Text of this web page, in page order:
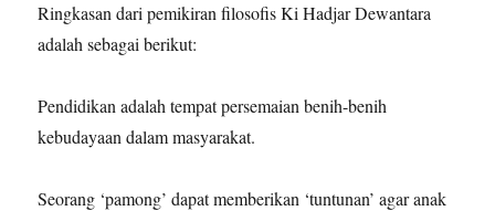
Ringkasan dari pemikiran filosofis Ki Hadjar Dewantara
adalah sebagai berikut:
Pendidikan adalah tempat persemaian benih-benih
kebudayaan dalam masyarakat.
Seorang ‘pamong’ dapat memberikan ‘tuntunan’ agar anak